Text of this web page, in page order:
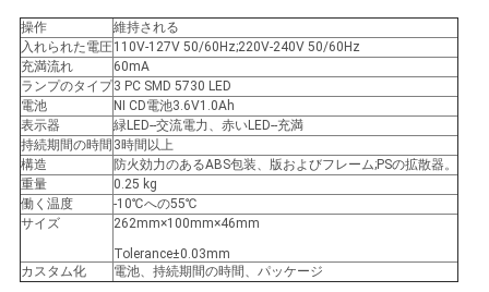
さ
い
引
用
を
操作
維持される
入れられた電圧110V-127V 50/60Hz;220V-240V 50/60Hz
充満流れ
60mA
ランプのタイプ3 PC SMD 5730 LED
電池
NI CD電池3.6V1.0Ah
表示器
緑LED--交流電力、赤いLED--充満
持続期間の時間 3時間以上
構造
防火効力のあるABS包装、版およびフレーム;PSの拡散器。
重量
0.25 kg
働く温度
-10℃への55℃
サイズ
262mm×100mm×46mm
Tolerance±0.03mm
カスタム化
電池、持続期間の時間、パッケージ